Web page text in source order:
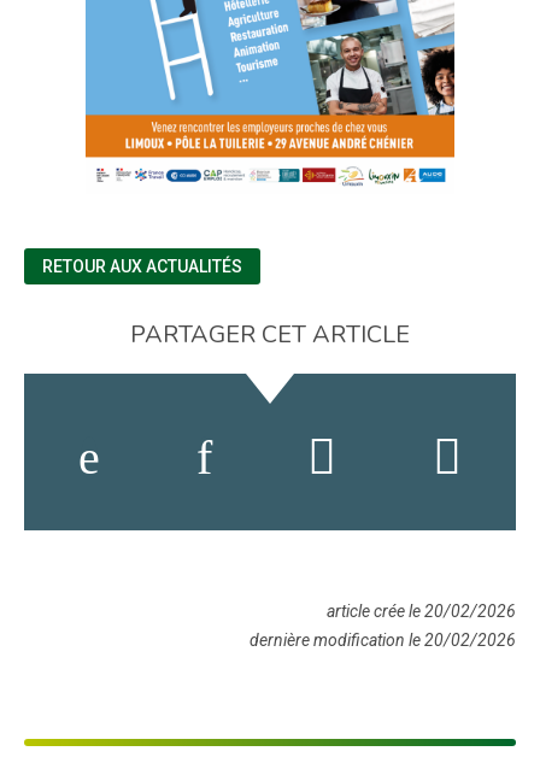
RETOUR AUX ACTUALITÉS
PARTAGER CET ARTICLE
article crée le 20/02/2026
dernière modification le 20/02/2026